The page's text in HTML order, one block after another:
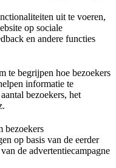
uit te voeren,
op sociale
en andere functies
te begrijpen hoe bezoekers
informatie te
bezoekers, het
bezoekers
op basis van de eerder
de advertentiecampagne